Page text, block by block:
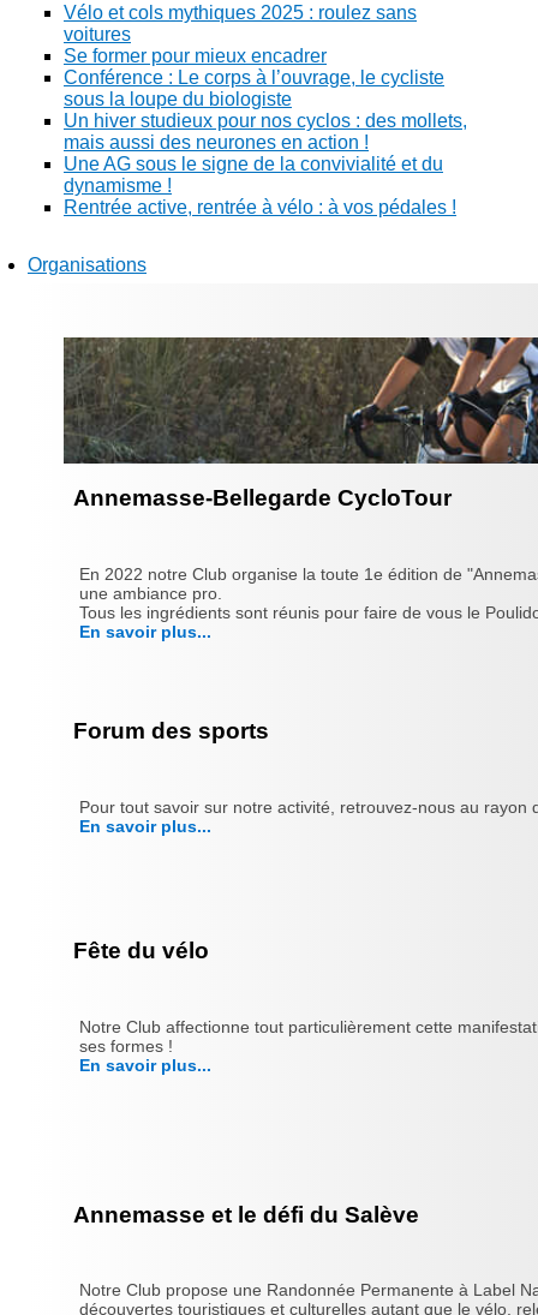
Vélo et cols mythiques 2025 : roulez sans
voitures
Se former pour mieux encadrer
Conférence : Le corps à l’ouvrage, le cycliste
sous la loupe du biologiste
Un hiver studieux pour nos cyclos : des mollets,
mais aussi des neurones en action !
Une AG sous le signe de la convivialité et du
dynamisme !
Rentrée active, rentrée à vélo : à vos pédales !
Organisations
Annemasse-Bellegarde CycloTour
En 2022 notre Club organise la toute 1e édition de
une ambiance pro.
Tous les ingrédients sont réunis pour faire de vous le
En savoir plus...
Forum des sports
Pour tout savoir sur notre activité, retrouvez-nous au
En savoir plus...
Fête du vélo
Notre Club affectionne tout particulièrement cette
ses formes !
En savoir plus...
Annemasse et le défi du Salève
Notre Club propose une Randonnée Permanente à Label
découvertes touristiques et culturelles autant que le vélo,